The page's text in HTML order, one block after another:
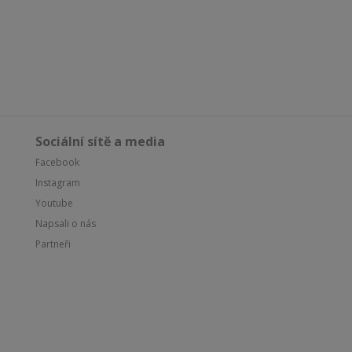
Sociální sítě a media
Facebook
Instagram
Youtube
Napsali o nás
Partneři